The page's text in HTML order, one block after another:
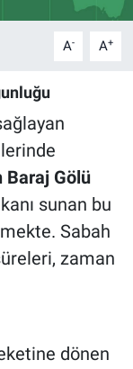
A- A+
Baraj Gölü
sunan bu
Sabah
zaman
dönen